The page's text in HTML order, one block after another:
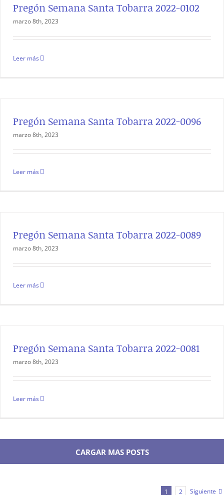
Pregón Semana Santa Tobarra 2022-0102
marzo 8th, 2023
Leer más
Pregón Semana Santa Tobarra 2022-0096
marzo 8th, 2023
Leer más
Pregón Semana Santa Tobarra 2022-0089
marzo 8th, 2023
Leer más
Pregón Semana Santa Tobarra 2022-0081
marzo 8th, 2023
Leer más
CARGAR MAS POSTS
1 2 Siguiente